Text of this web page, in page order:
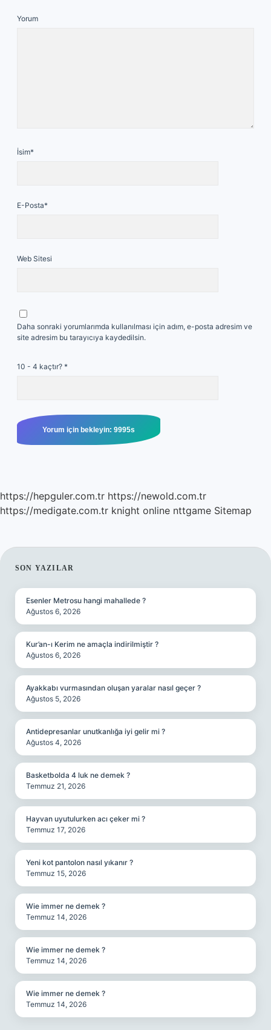
Yorum
İsim*
E-Posta*
Web Sitesi
Daha sonraki yorumlarımda kullanılması için adım, e-posta adresim ve
site adresim bu tarayıcıya kaydedilsin.
10 - 4 kaçtır? *
https://hepguler.com.tr https://newold.com.tr
https://medigate.com.tr knight online nttgame Sitemap
SIDEBAR
SON YAZILAR
Esenler Metrosu hangi mahallede ?
Ağustos 6, 2026
Kur’an-ı Kerim ne amaçla indirilmiştir ?
Ağustos 6, 2026
Ayakkabı vurmasından oluşan yaralar nasıl geçer ?
Ağustos 5, 2026
Antidepresanlar unutkanlığa iyi gelir mi ?
Ağustos 4, 2026
Basketbolda 4 luk ne demek ?
Temmuz 21, 2026
Hayvan uyutulurken acı çeker mi ?
Temmuz 17, 2026
Yeni kot pantolon nasıl yıkanır ?
Temmuz 15, 2026
Wie immer ne demek ?
Temmuz 14, 2026
Wie immer ne demek ?
Temmuz 14, 2026
Wie immer ne demek ?
Temmuz 14, 2026